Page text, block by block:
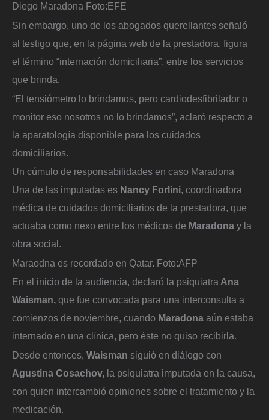
Diego Maradona Foto:EFE
Sin embargo, uno de los abogados querellantes señaló
al testigo que, en la página web de la prestadora, figura
el término “internación domiciliaria”, entre los servicios
que brinda.
“El tensiómetro lo brindamos, pero cardiodesfibrilador o
monitor eso nosotros no lo brindamos”, aclaró respecto a
la aparatología disponible para los cuidados
domiciliarios.
Un cúmulo de responsabilidades en caso Maradona
Una de las imputadas es Nancy Forlini, coordinadora
médica de cuidados domiciliarios de la prestadora, que
actuaba como nexo entre los médicos de Maradona y la
obra social.
Maraodna es recordado en Qatar. Foto:AFP
En el inicio de la audiencia, declaró la psiquiatra Ana
Waisman, que fue convocada para una interconsulta a
comienzos de noviembre, cuando Maradona aún estaba
internado en una clínica, pero éste no quiso recibirla.
Desde entonces, Waisman siguió en diálogo con
Agustina Cosachov, la psiquiatra imputada en la causa,
con quien intercambió opiniones sobre el tratamiento y la
medicación.